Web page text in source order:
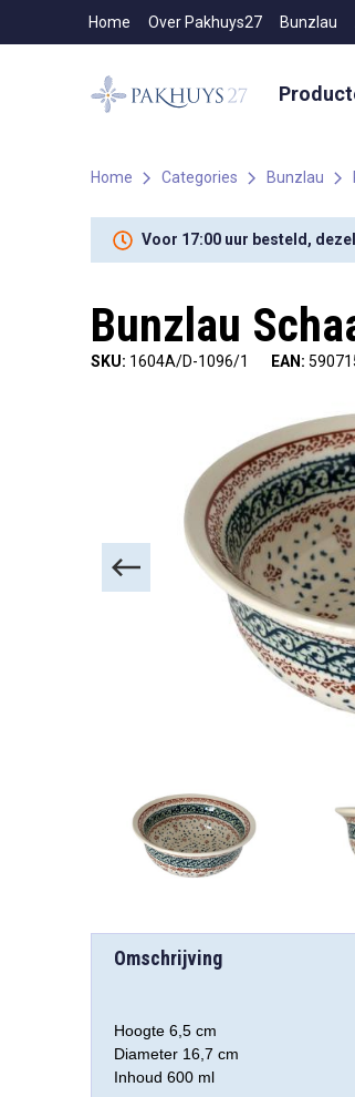
Home Over Pakhuys27 Bunzlau
Home Categories Bunzlau
Voor 17:00 uur besteld,
Bunzlau
SKU: 1604A/D-1096/1 EAN:
Omschrijving
Hoogte 6,5 cm
Diameter 16,7 cm
Inhoud 600 ml